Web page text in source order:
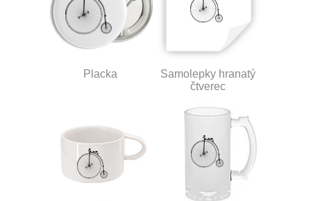
Placka
Samolepky hranatý
čtverec